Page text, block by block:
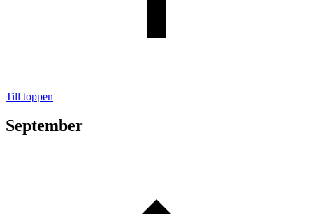
Till toppen
September